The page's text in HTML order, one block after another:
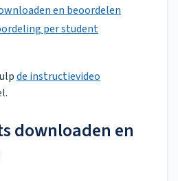
en beoordelen
per student
de instructievideo
downloaden en